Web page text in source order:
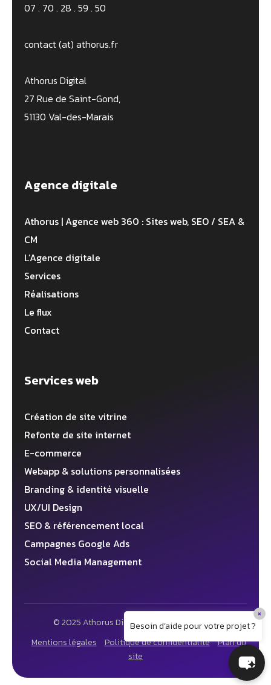
07 . 70 . 28 . 59 . 50
contact (at) athorus.fr
Athorus Digital
27 Rue de Saint-Gond,
51130 Val-des-Marais
Agence digitale
Athorus | Agence web 360 : Sites web, SEO / SEA &
CM
L’Agence digitale
Services
Réalisations
Le flux
Contact
Services web
Création de site vitrine
Refonte de site internet
E-commerce
Webapp & solutions personnalisées
Branding & identité visuelle
UX/UI Design
SEO & référencement local
Campagnes Google Ads
Social Media Management
© 2025 Athorus Digital ✦ Agence web 360°
Mentions légales
Politique de confidentialité
Plan du
site
Besoin d’aide pour votre projet ?
×